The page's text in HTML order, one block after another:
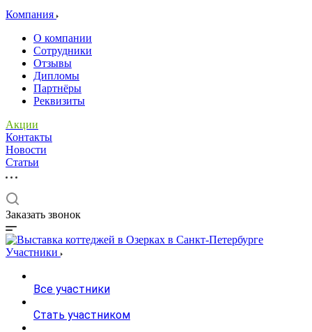
Компания
О компании
Сотрудники
Отзывы
Дипломы
Партнёры
Реквизиты
Акции
Контакты
Новости
Статьи
Заказать звонок
Участники
Все участники
Стать участником